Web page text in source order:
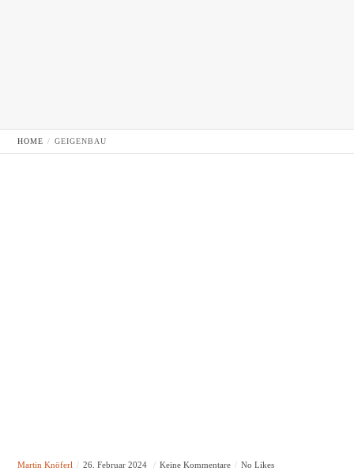
HOME GEIGENBAU
Martin Knöferl 26. Februar 2024 Keine Kommentare No Likes